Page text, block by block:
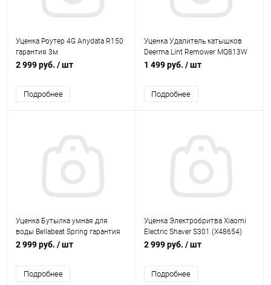
Уценка Роутер 4G Anydata R150
гарантия 3м
2 999 руб. / шт
Подробнее
Уценка Удалитель катышков
Deerma Lint Remower MQ813W
гарантия 3м
1 499 руб. / шт
Подробнее
Уценка Бутылка умная для
воды Bellabeat Spring гарантия
3м
2 999 руб. / шт
Подробнее
Уценка Электробритва Xiaomi
Electric Shaver S301 (X48654)
гарантия 3м
2 999 руб. / шт
Подробнее